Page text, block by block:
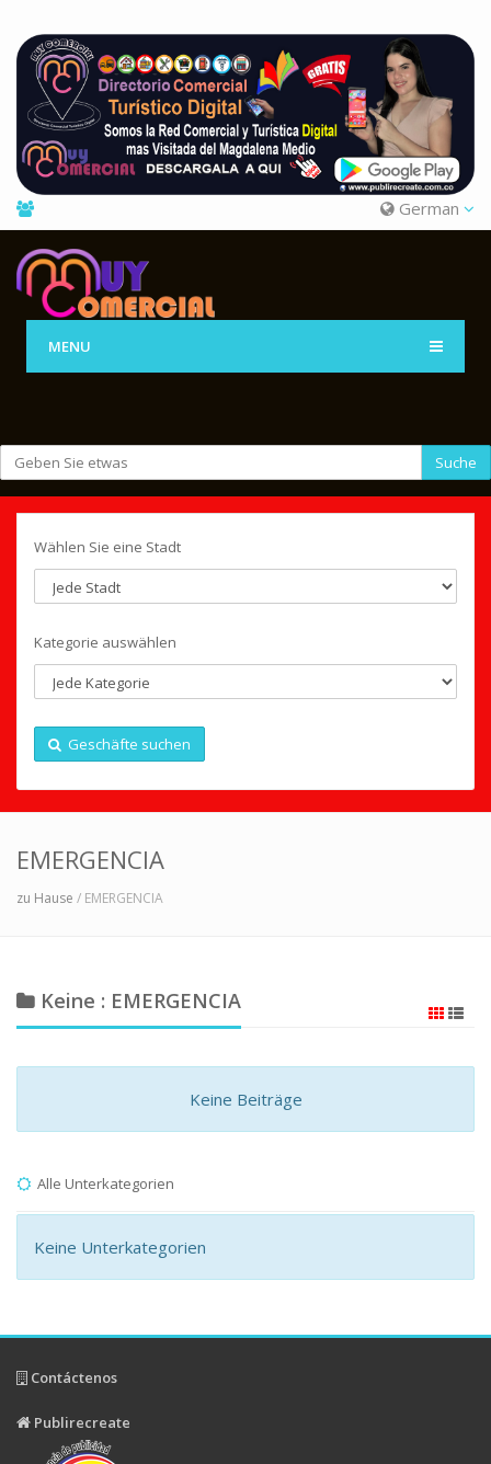
German
MENU
Suche
Wählen Sie eine Stadt
Kategorie auswählen
Geschäfte suchen
EMERGENCIA
zu Hause / EMERGENCIA
Keine : EMERGENCIA
Keine Beiträge
Alle Unterkategorien
Keine Unterkategorien
Contáctenos
Publirecreate